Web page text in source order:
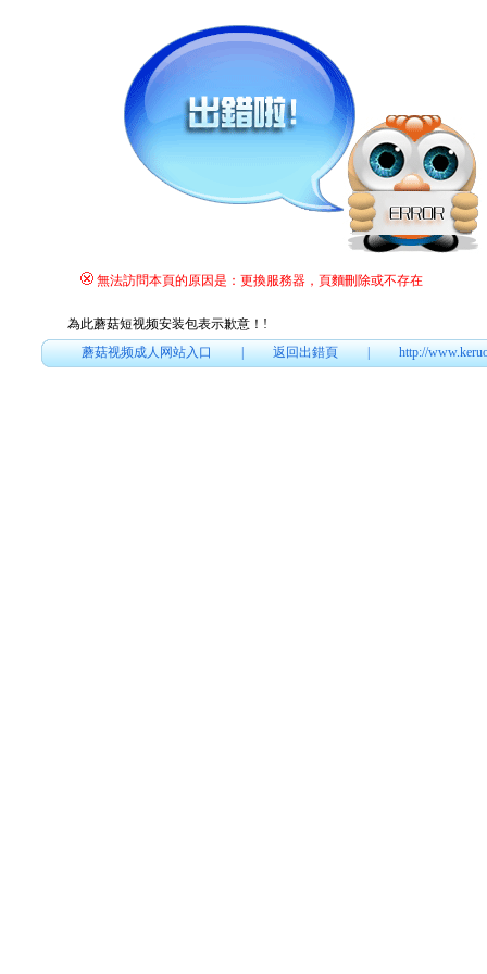
無法訪問本頁的原因是：更換服務器，頁麵刪除或不存在
為此蘑菇短视频安装包表示歉意！ !
蘑菇视频成人网站入口|返回出錯頁|http://